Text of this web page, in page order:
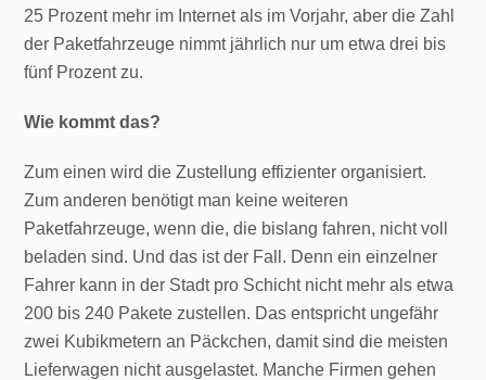
25 Prozent mehr im Internet als im Vorjahr, aber die Zahl
der Paketfahrzeuge nimmt jährlich nur um etwa drei bis
fünf Prozent zu.
Wie kommt das?
Zum einen wird die Zustellung effizienter organisiert.
Zum anderen benötigt man keine weiteren
Paketfahrzeuge, wenn die, die bislang fahren, nicht voll
beladen sind. Und das ist der Fall. Denn ein einzelner
Fahrer kann in der Stadt pro Schicht nicht mehr als etwa
200 bis 240 Pakete zustellen. Das entspricht ungefähr
zwei Kubikmetern an Päckchen, damit sind die meisten
Lieferwagen nicht ausgelastet. Manche Firmen gehen